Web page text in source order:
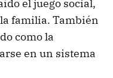
el juego social,
familia. También
como la
en un sistema